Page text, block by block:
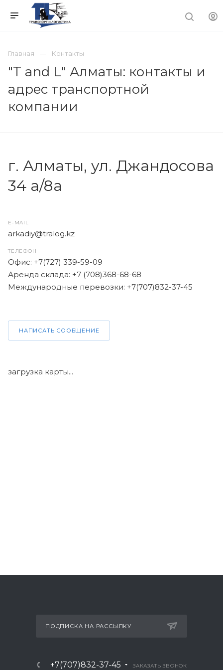
Главная Контакты
"T and L" Алматы: контакты и
адрес транспортной
компании
г. Алматы, ул. Джандосова
34 а/8а
E-MAIL
arkadiy@tralog.kz
ТЕЛЕФОН
Офис: +7(727) 339-59-09
Аренда склада: +7 (708)368-68-68
Международные перевозки: +7(707)832-37-45
НАПИСАТЬ СООБЩЕНИЕ
загрузка карты...
ПОДПИСКА НА РАССЫЛКУ
+7(707)832-37-45 ЗАКАЗАТЬ ЗВОНОК